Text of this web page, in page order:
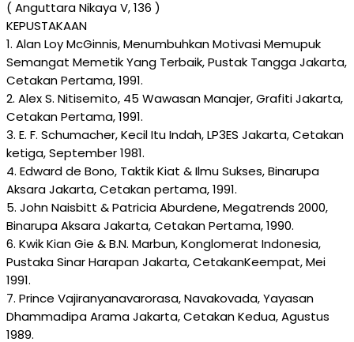
( Anguttara Nikaya V, 136 )
KEPUSTAKAAN
1. Alan Loy McGinnis, Menumbuhkan Motivasi Memupuk
Semangat Memetik Yang Terbaik, Pustak Tangga Jakarta,
Cetakan Pertama, 1991.
2. Alex S. Nitisemito, 45 Wawasan Manajer, Grafiti Jakarta,
Cetakan Pertama, 1991.
3. E. F. Schumacher, Kecil Itu Indah, LP3ES Jakarta, Cetakan
ketiga, September 1981.
4. Edward de Bono, Taktik Kiat & Ilmu Sukses, Binarupa
Aksara Jakarta, Cetakan pertama, 1991.
5. John Naisbitt & Patricia Aburdene, Megatrends 2000,
Binarupa Aksara Jakarta, Cetakan Pertama, 1990.
6. Kwik Kian Gie & B.N. Marbun, Konglomerat Indonesia,
Pustaka Sinar Harapan Jakarta, CetakanKeempat, Mei
1991.
7. Prince Vajiranyanavarorasa, Navakovada, Yayasan
Dhammadipa Arama Jakarta, Cetakan Kedua, Agustus
1989.